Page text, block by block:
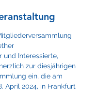
und Interessierte,
zur diesjährigen
ein, die am
April 2024, in Frankfurt